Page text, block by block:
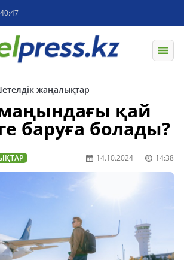
жаңалықтар
қай
баруға болады?
14.10.2024 14:38